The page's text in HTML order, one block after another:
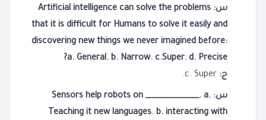
س: Artificial intelligence can solve the problems
that it is difficult for Humans to solve it easily and
discovering new things we never imagined before:
a. General. b. Narrow. c.Super. d. Precise?
ج:
س: Sensors help robots on _______________. a.
Teaching it new languages. b. interacting with